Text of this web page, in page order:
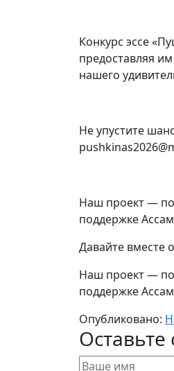
Конкурс эссе
предоставляя
нашего
Не упустите
Наш проект —
поддержке
Давайте вместе
Наш проект —
поддержке
Опубликовано: